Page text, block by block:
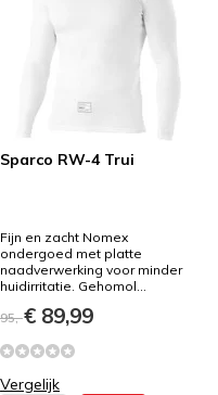
Sparco RW-4 Trui
Fijn en zacht Nomex
ondergoed met platte
naadverwerking voor minder
huidirritatie. Gehomol...
95,-€ 89,99
Vergelijk